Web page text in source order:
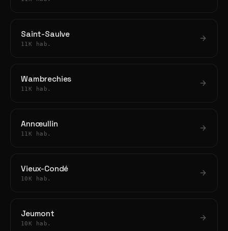
Saint-Saulve
11K hab.
Wambrechies
11K hab.
Annœullin
11K hab.
Vieux-Condé
10K hab.
Jeumont
10K hab.